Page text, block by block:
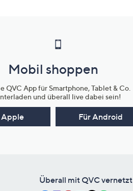
Mobil shoppen
QVC App für Smartphone, Tablet & Co.
und überall live dabei sein!
Apple Für Android
Überall mit QVC vernetzt